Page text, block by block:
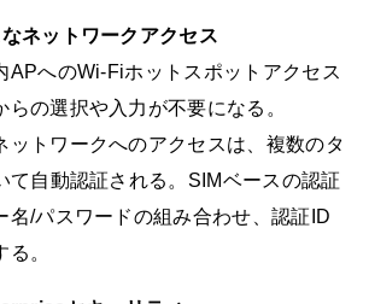
なネットワークアクセス
APへのWi-Fiホットスポットアクセス
らの選択や入力が不要になる。
ットワークへのアクセスは、複数のタ
て自動認証される。SIMベースの認証
名/パスワードの組み合わせ、認証ID
。